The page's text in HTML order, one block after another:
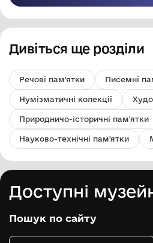
Дивіться ще розділи
Речові пам'ятки Писемні
Нумізматичні колекції
Природничо-історичні пам'ятки
Науково-технічні пам'ятки
Доступні
Пошук по сайту